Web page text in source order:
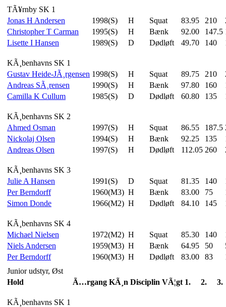
TÃ¥rnby SK 1
Jonas H Andersen
1998(S) H Squat 83.95 210
Christopher T Carman
1995(S) H Bænk 92.00 147.5
Lisette I Hansen
1989(S) D Dødløft 49.70 140
KÃ¸benhavns SK 1
Gustav Heide-JÃ¸rgensen 1998(S) H Squat 89.75 210
Andreas SÃ¸rensen
1990(S) H Bænk 97.80 160
Camilla K Cullum
1985(S) D Dødløft 60.80 135
KÃ¸benhavns SK 2
Ahmed Osman
1997(S) H Squat 86.55 187.5
Nickolaj Olsen
1994(S) H Bænk 92.25 135
Andreas Olsen
1997(S) H Dødløft 112.05 260
KÃ¸benhavns SK 3
Julie A Hansen
1991(S) D Squat 81.35 140
Per Berndorff
1960(M3) H Bænk 83.00 75
Simon Donde
1966(M2) H Dødløft 84.10 145
KÃ¸benhavns SK 4
Michael Nielsen
1972(M2) H Squat 85.30 140
Niels Andersen
1959(M3) H Bænk 64.95 50
Per Berndorff
1960(M3) H Dødløft 83.00 83
Junior udstyr, Øst
Hold
Ã…rgang KÃ¸n Disciplin VÃ¦gt 1. 2. 3.
KÃ¸benhavns SK 1